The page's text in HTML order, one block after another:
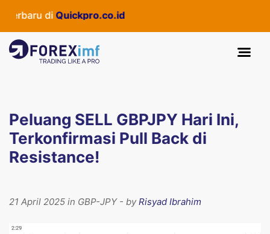
diQuickpro.co.id
Peluang SELL GBPJPY Hari Ini,
Terkonfirmasi Pull Back di
Resistance!
21 April 2025 in GBP-JPY - byRisyad Ibrahim